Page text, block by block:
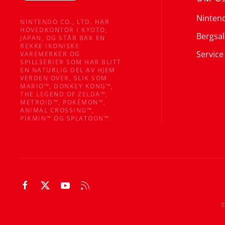
NINTENDO CO., LTD. HAR
HOVEDKONTOR I KYOTO,
JAPAN, OG STÅR BAK EN
REKKE IKONISKE
VAREMERKER OG
SPILLSERIER SOM HAR BLITT
EN NATURLIG DEL AV HJEM
VERDEN OVER, SLIK SOM
MARIO™, DONKEY KONG™,
THE LEGEND OF ZELDA™,
METROID™, POKÉMON™,
ANIMAL CROSSING™,
PIKMIN™ OG SPLATOON™.
Service